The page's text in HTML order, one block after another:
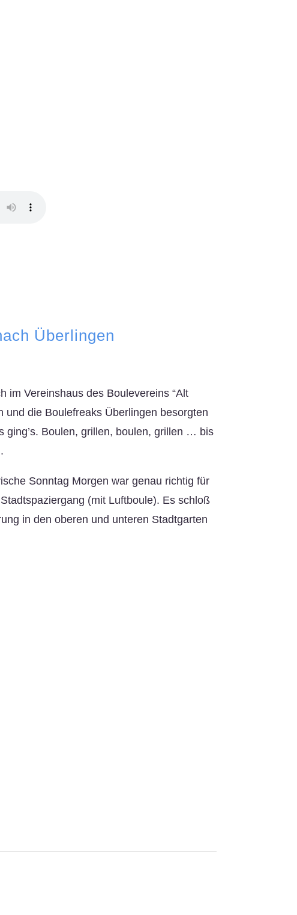
Überlingen
im Vereinshaus des Boulevereins “Alt
und die Boulefreaks Überlingen besorgten
ging’s. Boulen, grillen, boulen, grillen … bis
Sonntag Morgen war genau richtig für
(mit Luftboule). Es schloß
in den oberen und unteren Stadtgarten